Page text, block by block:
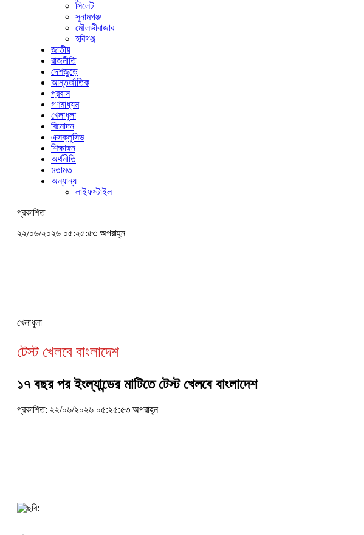
সিলেট
সুনামগঞ্জ
মৌলভীবাজার
হবিগঞ্জ
জাতীয়
রাজনীতি
দেশজুড়ে
আন্তর্জাতিক
প্রবাস
গণমাধ্যম
খেলাধুলা
বিনোদন
এক্সক্লুসিভ
শিক্ষাঙ্গন
অর্থনীতি
মতামত
অন্যান্য
লাইফস্টাইল
প্রকাশিত
২২/০৬/২০২৬ ০৫:২৫:৫৩ অপরাহ্ন
খেলাধুলা
টেস্ট খেলবে বাংলাদেশ
১৭ বছর পর ইংল্যান্ডের মাটিতে টেস্ট খেলবে বাংলাদেশ
প্রকাশিত: ২২/০৬/২০২৬ ০৫:২৫:৫৩ অপরাহ্ন